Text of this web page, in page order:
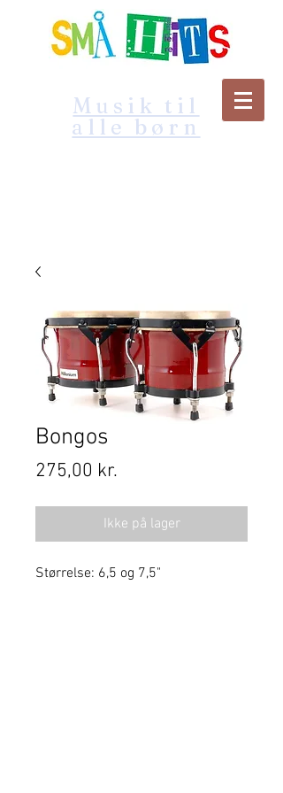
Musik til
alle børn
Bongos
275,00 kr.
Ikke på lager
Størrelse: 6,5 og 7,5"